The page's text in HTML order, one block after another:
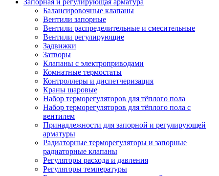
Запорная и регулирующая арматура
Балансировочные клапаны
Вентили запорные
Вентили распределительные и смесительные
Вентили регулирующие
Задвижки
Затворы
Клапаны с электроприводами
Комнатные термостаты
Контроллеры и диспетчеризация
Краны шаровые
Набор терморегуляторов для тёплого пола
Набор терморегуляторов для тёплого пола с
вентилем
Принадлежности для запорной и регулирующей
арматуры
Радиаторные терморегуляторы и запорные
радиаторные клапаны
Регуляторы расхода и давления
Регуляторы температуры